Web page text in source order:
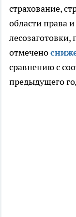
страхование,
области права и
лесозаготовки,
отмечено
сравнению с
предыдущего